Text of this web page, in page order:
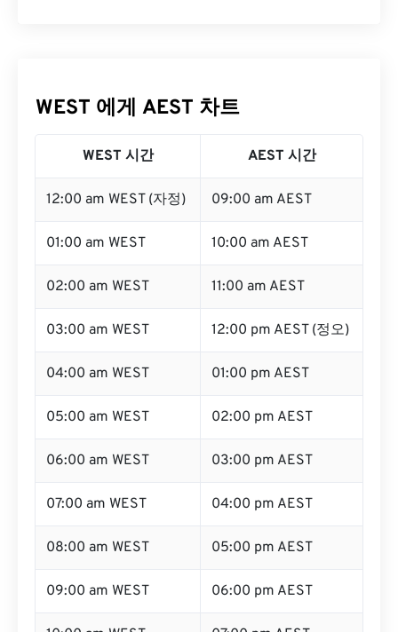
WEST 에게 AEST 차트
WEST 시간 AEST 시간
12:00 am WEST (자정) 09:00 am AEST
01:00 am WEST 10:00 am AEST
02:00 am WEST 11:00 am AEST
03:00 am WEST 12:00 pm AEST (정오)
04:00 am WEST 01:00 pm AEST
05:00 am WEST 02:00 pm AEST
06:00 am WEST 03:00 pm AEST
07:00 am WEST 04:00 pm AEST
08:00 am WEST 05:00 pm AEST
09:00 am WEST 06:00 pm AEST